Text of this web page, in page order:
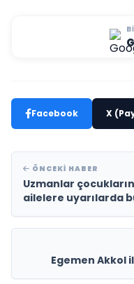
Facebook X
ÖNCEKI HABER
Uzmanlar
ailelere uyarılarda
Egemen Akkol